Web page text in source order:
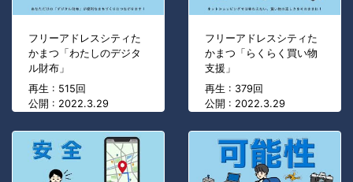
フリーアドレスシティた
かまつ「わたしのデジタ
ル財布」
再生 : 515回
公開 : 2022.3.29
フリーアドレスシティた
かまつ「らくらく買い物
支援」
再生 : 379回
公開 : 2022.3.29